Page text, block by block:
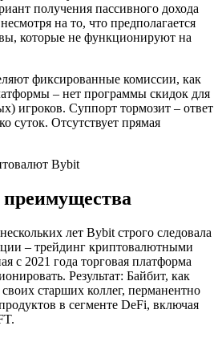
получения пассивного дохода
на то, что предполагается
которые не функционируют на
фиксированные комиссии, как
– нет программы скидок для
игроков. Суппорт тормозит – ответ
суток. Отсутствует прямая
лет Bybit строго следовала
– трейдинг криптовалютными
с 2021 года торговая платформа
Результат: Байбит, как
старших коллег, перманентно
в сегменте DeFi, включая